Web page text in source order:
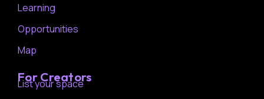
Learning
Opportunities
Map
For Creators
List your space